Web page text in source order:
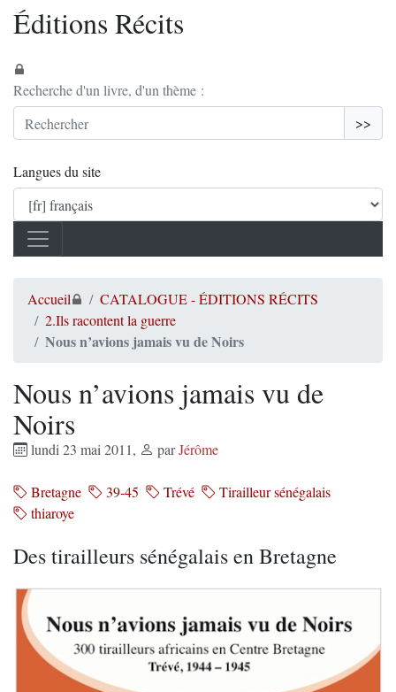
Éditions Récits
Recherche d'un livre, d'un thème :
>>
Langues du site
Accueil
CATALOGUE - ÉDITIONS RÉCITS
2.Ils racontent la guerre
Nous n’avions jamais vu de Noirs
Nous n’avions jamais vu de
Noirs
lundi 23 mai 2011, parJérôme
Bretagne 39-45 Trévé
Tirailleur sénégalais
thiaroye
Des tirailleurs sénégalais en Bretagne